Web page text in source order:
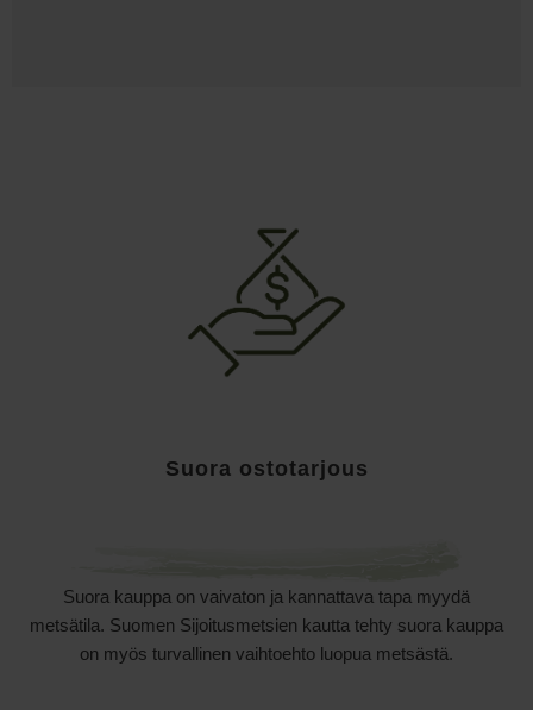
Suora ostotarjous
Suora kauppa on vaivaton ja kannattava tapa myydä
metsätila. Suomen Sijoitusmetsien kautta tehty suora kauppa
on myös turvallinen vaihtoehto luopua metsästä.